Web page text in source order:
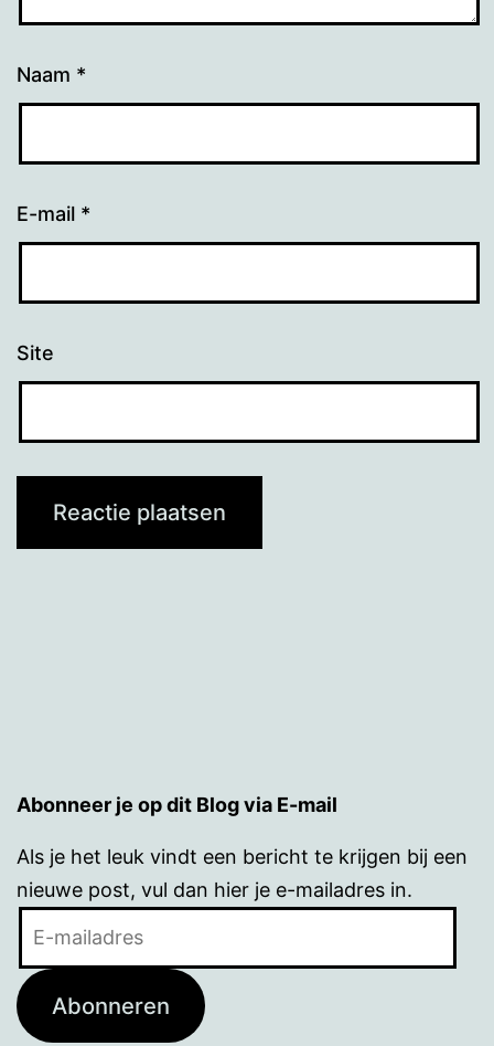
Naam *
E-mail *
Site
Abonneer je op dit Blog via E-mail
Als je het leuk vindt een bericht te krijgen bij een
nieuwe post, vul dan hier je e-mailadres in.
Abonneren